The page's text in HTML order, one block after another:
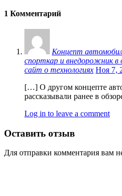
1 Комментарий
Концепт
спорткар и внедорожник в
сайт о технологиях Ноя 7,
[…] О другом концепте
рассказывали ранее в
Log in to leave a comment
Оставить отзыв
Для отправки комментария вам